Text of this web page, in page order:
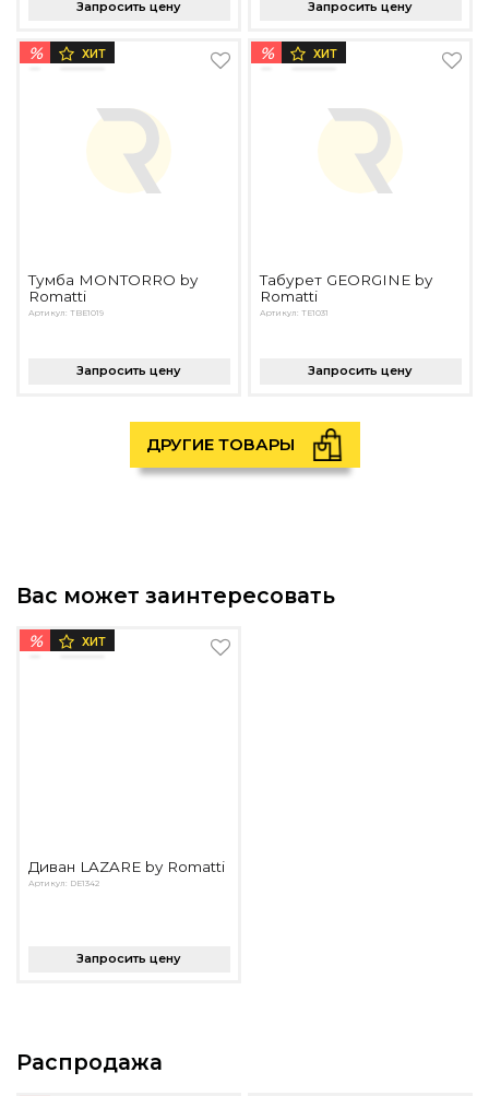
Запросить цену Запросить цену
% ХИТ
Тумба MONTORRO by
Romatti
Артикул: TBE1019
Запросить цену
% ХИТ
Табурет GEORGINE by
Romatti
Артикул: TE1031
Запросить цену
ДРУГИЕ ТОВАРЫ
Вас может заинтересовать
% ХИТ
Диван LAZARE by Romatti
Артикул: DE1342
Запросить цену
Распродажа